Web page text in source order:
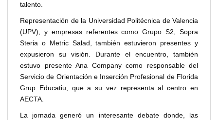
talento.
Representación de la Universidad Politécnica de Valencia
(UPV), y empresas referentes como Grupo S2, Sopra
Steria o Metric Salad, también estuvieron presentes y
expusieron su visión. Durante el encuentro, también
estuvo presente Ana Company como responsable del
Servicio de Orientación e Inserción Profesional de Florida
Grup Educatiu, que a su vez representa al centro en
AECTA.
La jornada generó un interesante debate donde, las